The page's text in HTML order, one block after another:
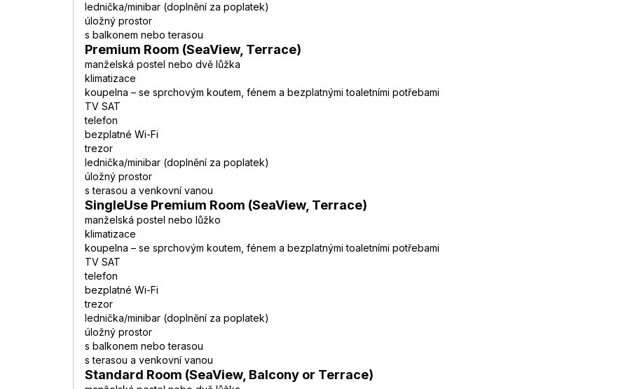
lednička/minibar (doplnění za poplatek)
úložný prostor
s balkonem nebo terasou
Premium Room (SeaView, Terrace)
manželská postel nebo dvě lůžka
klimatizace
koupelna – se sprchovým koutem, fénem a bezplatnými toaletními potřebami
TV SAT
telefon
bezplatné Wi-Fi
trezor
lednička/minibar (doplnění za poplatek)
úložný prostor
s terasou a venkovní vanou
SingleUse Premium Room (SeaView, Terrace)
manželská postel nebo lůžko
klimatizace
koupelna – se sprchovým koutem, fénem a bezplatnými toaletními potřebami
TV SAT
telefon
bezplatné Wi-Fi
trezor
lednička/minibar (doplnění za poplatek)
úložný prostor
s balkonem nebo terasou
s terasou a venkovní vanou
Standard Room (SeaView, Balcony or Terrace)